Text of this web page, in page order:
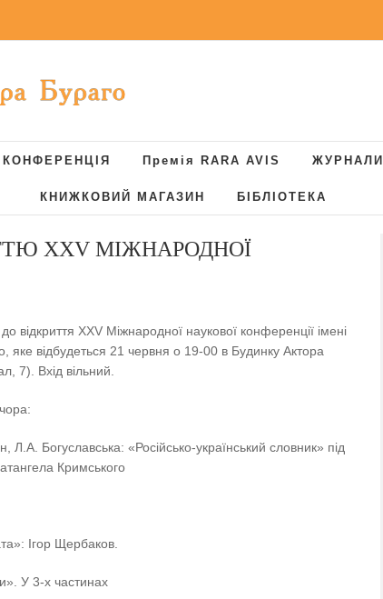
КОНФЕРЕНЦІЯ Премія RARA AVIS ЖУРНАЛИ
КНИЖКОВИЙ МАГАЗИН БІБЛІОТЕКА
ХXV МІЖНАРОДНОЇ
відкриття ХXV Міжнародної наукової конференції імені
яке відбудеться 21 червня о 19-00 в Будинку Актора
7). Вхід вільний.
Л.А. Богуславська: «Російсько-український словник» під
Кримського
Ігор Щербаков.
У 3-х частинах